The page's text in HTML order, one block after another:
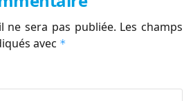
ne sera pas publiée. Les champs
avec *